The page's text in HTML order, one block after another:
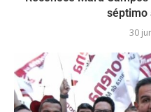
séptimo
30